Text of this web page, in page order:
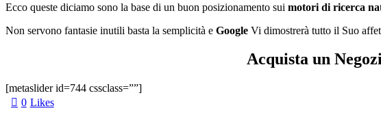
Ecco queste diciamo sono la base di un buon posizionamento sui motori di ricerca
Non servono fantasie inutili basta la semplicità e Google Vi dimostrerà tutto il Suo
Acquista un
[metaslider id=744 cssclass=””]
0 Likes